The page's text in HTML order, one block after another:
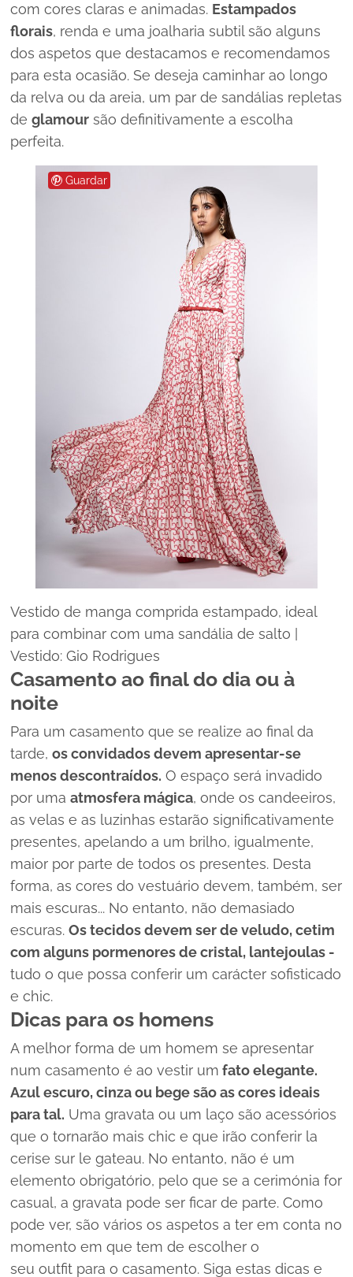
com cores claras e animadas. Estampados
florais, renda e uma joalharia subtil são alguns
dos aspetos que destacamos e recomendamos
para esta ocasião. Se deseja caminhar ao longo
da relva ou da areia, um par de sandálias repletas
de glamour são definitivamente a escolha
perfeita.
Guardar
Vestido de manga comprida estampado, ideal
para combinar com uma sandália de salto |
Vestido: Gio Rodrigues
Casamento ao final do dia ou à
noite
Para um casamento que se realize ao final da
tarde, os convidados devem apresentar-se
menos descontraídos. O espaço será invadido
por uma atmosfera mágica, onde os candeeiros,
as velas e as luzinhas estarão significativamente
presentes, apelando a um brilho, igualmente,
maior por parte de todos os presentes. Desta
forma, as cores do vestuário devem, também, ser
mais escuras... No entanto, não demasiado
escuras. Os tecidos devem ser de veludo, cetim
com alguns pormenores de cristal, lantejoulas -
tudo o que possa conferir um carácter sofisticado
e chic.
Dicas para os homens
A melhor forma de um homem se apresentar
num casamento é ao vestir um fato elegante.
Azul escuro, cinza ou bege são as cores ideais
para tal. Uma gravata ou um laço são acessórios
que o tornarão mais chic e que irão conferir la
cerise sur le gateau. No entanto, não é um
elemento obrigatório, pelo que se a cerimónia for
casual, a gravata pode ser ficar de parte. Como
pode ver, são vários os aspetos a ter em conta no
momento em que tem de escolher o
seu outfit para o casamento. Siga estas dicas e